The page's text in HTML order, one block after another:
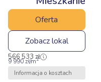
Oferta
Zobacz lokal
566 533 zł
9 990zł/m2
Informacja o kosztach